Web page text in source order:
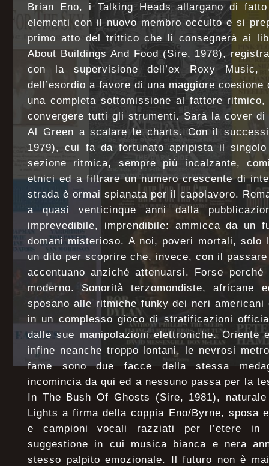
Brian Eno, i Talking Heads allargano di
elementi con il nuovo membro occulto e si
primo atto del trittico che li consegnerà ai
About Buildings And Food (Sire, 1978),
con la supervisione dell’ex Roxy Music,
dell’esordio a favore di una maggiore
una completa sottomissione al fattore
convergere tutti gli strumenti. Sarà la cover di
Al Green a scalare le charts. Con il
1979), cui fa da fortunato apripista il
sezione ritmica, sempre più incalzante,
etnici ed a filtrare un numero crescente di
strada è ormai spianata per il capolavoro.
a quasi venticinque anni dalla
imprevedibile, imprendibile: ammicca da un
domani misterioso. A noi, poveri mortali, solo
un dito per scoprire che, invece, con il
accentuano anziché attenuarsi. Forse
moderno. Sonorità terzomondiste,
sposano alle ritmiche funky dei neri
in un complesso gioco di stratificazioni
dalle sue manipolazioni elettroniche. Oriente
infine neanche troppo lontani, le nevrosi
fame sono due facce della stessa
incomincia da qui ed a nessuno passa per la
In The Bush Of Ghosts (Sire, 1981),
Lights a firma della coppia Eno/Byrne, sposa
e campioni vocali razziati per l’etere
suggestione in cui musica bianca e nera
stesso palpito emozionale. Il futuro non è